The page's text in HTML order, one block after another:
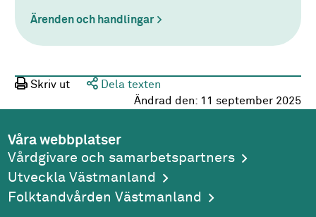
Ärenden och handlingar
Skriv ut
Dela texten
Ändrad den: 11 september 2025
Våra webbplatser
Vårdgivare och samarbetspartners
Utveckla Västmanland
Folktandvården Västmanland